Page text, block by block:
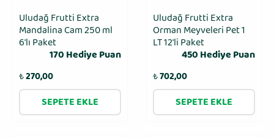
Uludağ Frutti Extra
Mandalina Cam 250 ml
6′lı Paket
170 Hediye Puan
₺270,00
SEPETE EKLE
Uludağ Frutti Extra
Orman Meyveleri Pet 1
LT 12'li Paket
450 Hediye Puan
₺702,00
SEPETE EKLE